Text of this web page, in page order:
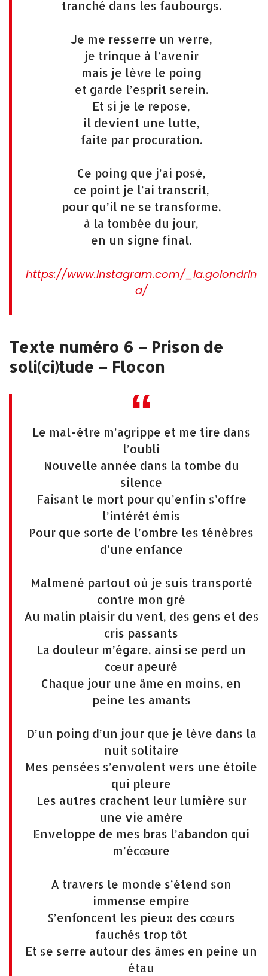
tranché dans les faubourgs.
Je me resserre un verre,
je trinque à l’avenir
mais je lève le poing
et garde l’esprit serein.
Et si je le repose,
il devient une lutte,
faite par procuration.
Ce poing que j’ai posé,
ce point je l’ai transcrit,
pour qu’il ne se transforme,
à la tombée du jour,
en un signe final.
https://www.instagram.com/_la.golondrin
a/
Texte numéro 6 – Prison de
soli(ci)tude – Flocon
Le mal-être m’agrippe et me tire dans
l’oubli
Nouvelle année dans la tombe du
silence
Faisant le mort pour qu’enfin s’offre
l’intérêt émis
Pour que sorte de l’ombre les ténèbres
d’une enfance
Malmené partout où je suis transporté
contre mon gré
Au malin plaisir du vent, des gens et des
cris passants
La douleur m’égare, ainsi se perd un
cœur apeuré
Chaque jour une âme en moins, en
peine les amants
D’un poing d’un jour que je lève dans la
nuit solitaire
Mes pensées s’envolent vers une étoile
qui pleure
Les autres crachent leur lumière sur
une vie amère
Enveloppe de mes bras l’abandon qui
m’écœure
A travers le monde s’étend son
immense empire
S’enfoncent les pieux des cœurs
fauchés trop tôt
Et se serre autour des âmes en peine un
étau